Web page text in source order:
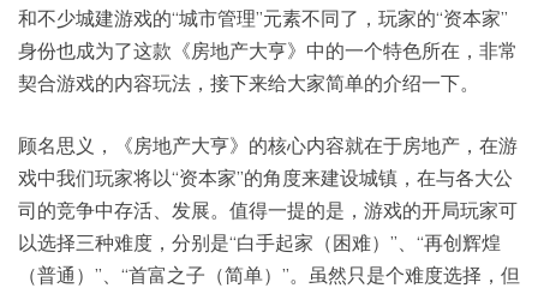
和不少城建游戏的“城市管理”元素不同了，玩家的“资本家”
身份也成为了这款《房地产大亨》中的一个特色所在，非常
契合游戏的内容玩法，接下来给大家简单的介绍一下。
顾名思义，《房地产大亨》的核心内容就在于房地产，在游
戏中我们玩家将以“资本家”的角度来建设城镇，在与各大公
司的竞争中存活、发展。值得一提的是，游戏的开局玩家可
以选择三种难度，分别是“白手起家（困难）”、“再创辉煌
（普通）”、“首富之子（简单）”。虽然只是个难度选择，但